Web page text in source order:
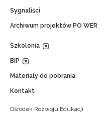
Sygnaliści
Archiwum projektów PO WER
Szkolenia
BIP
Materiały do pobrania
Kontakt
Ośrodek Rozwoju Edukacji